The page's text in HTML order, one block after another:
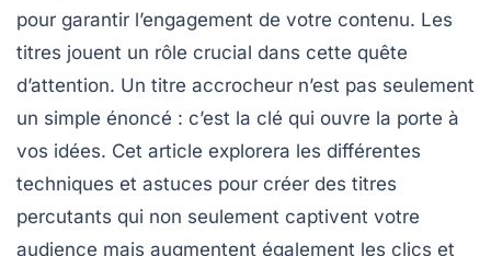
pour garantir l’engagement de votre contenu. Les
titres jouent un rôle crucial dans cette quête
d’attention. Un titre accrocheur n’est pas seulement
un simple énoncé : c’est la clé qui ouvre la porte à
vos idées. Cet article explorera les différentes
techniques et astuces pour créer des titres
percutants qui non seulement captivent votre
audience mais augmentent également les clics et